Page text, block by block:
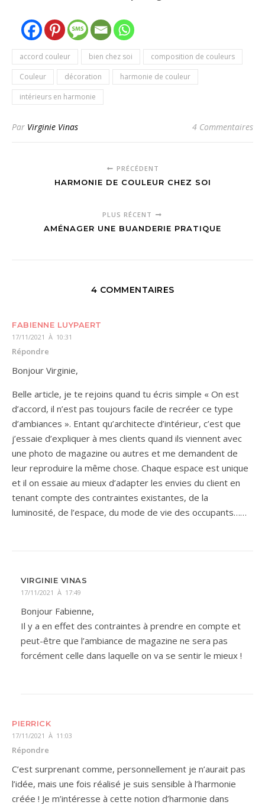
accord couleur bien chez soi
composition de couleurs
Couleur
décoration
harmonie de couleur
intérieurs en harmonie
Par Virginie Vinas 4 Commentaires
PRÉCÉDENT
HARMONIE DE COULEUR CHEZ SOI
PLUS RÉCENT
AMÉNAGER UNE BUANDERIE PRATIQUE
4 COMMENTAIRES
FABIENNE LUYPAERT
17/11/2021 À 10:31
Répondre
Bonjour Virginie,
Belle article, je te rejoins quand tu écris simple « On est
d’accord, il n’est pas toujours facile de recréer ce type
d’ambiances ». Entant qu’architecte d’intérieur, c’est que
j’essaie d’expliquer à mes clients quand ils viennent avec
une photo de magazine ou autres et me demandent de
leur reproduire la même chose. Chaque espace est unique
et il on essaie au mieux d’adapter les envies du client en
tenant compte des contraintes existantes, de la
luminosité, de l’espace, du mode de vie des occupants……
VIRGINIE VINAS
17/11/2021 À 17:49
Bonjour Fabienne,
Il y a en effet des contraintes à prendre en compte et
peut-être que l’ambiance de magazine ne sera pas
forcément celle dans laquelle on va se sentir le mieux !
PIERRICK
17/11/2021 À 11:03
Répondre
C’est surprenant comme, personnellement je n’aurait pas
l’idée, mais une fois réalisé je suis sensible à l’harmonie
créée ! Je m’intéresse à cette notion d’harmonie dans